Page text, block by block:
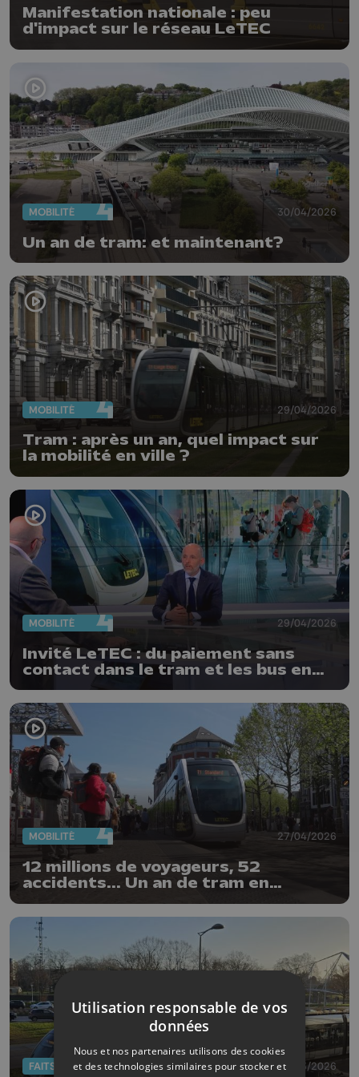
Manifestation nationale : peu
d'impact sur le réseau LeTEC
MOBILITÉ 30/04/2026
Un an de tram: et maintenant?
MOBILITÉ 29/04/2026
Tram : après un an, quel impact sur
la mobilité en ville ?
MOBILITÉ 29/04/2026
Invité LeTEC : du paiement sans
contact dans le tram et les bus en
2027
MOBILITÉ 27/04/2026
12 millions de voyageurs, 52
accidents... Un an de tram en
FAITS DIVERS 18/03/2026
Utilisation responsable de vos
données
Nous et nos partenaires utilisons des cookies
et des technologies similaires pour stocker et